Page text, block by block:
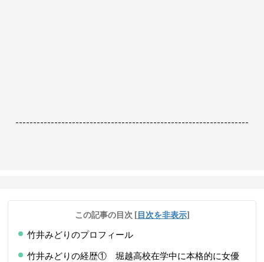
------------------------------------------------------------------
この記事の目次 [目次を非表示]
竹井みどりのプロフィール
竹井みどりの経歴① 堀越高校在学中に本格的に女優